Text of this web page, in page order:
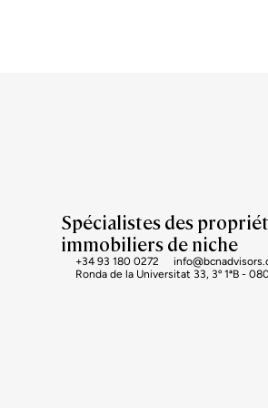
Spécialistes des
immobiliers de niche
+34 93 180 0272
Ronda de la Universitat 33, 3º 1ªB -